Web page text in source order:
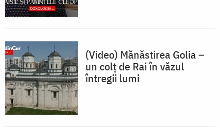
(Video) Mănăstirea Golia –
un colț de Rai în văzul
întregii lumi